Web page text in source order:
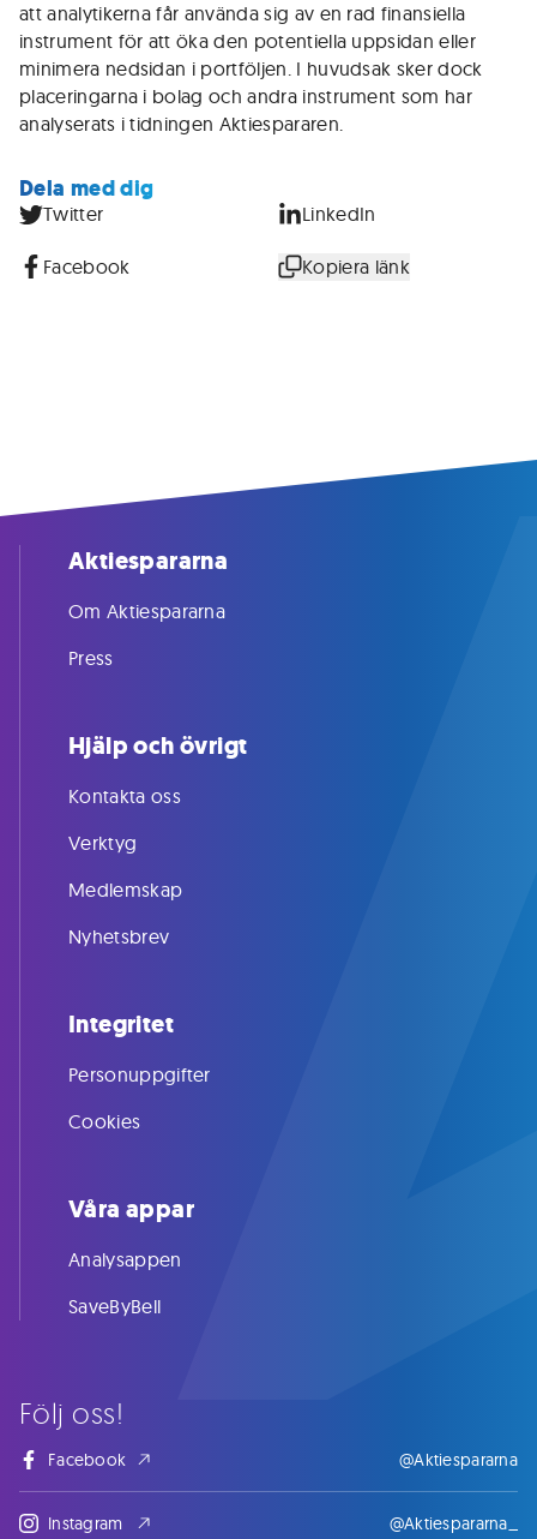
att analytikerna får använda sig av en rad finansiella
instrument för att öka den potentiella uppsidan eller
minimera nedsidan i portföljen. I huvudsak sker dock
placeringarna i bolag och andra instrument som har
analyserats i tidningen Aktiespararen.
Dela med dig
Twitter LinkedIn
Facebook Kopiera länk
Följ oss!
Facebook @Aktiespararna
Instagram @Aktiespararna_
Aktiespararna
Om Aktiespararna
Press
Hjälp och övrigt
Kontakta oss
Verktyg
Medlemskap
Nyhetsbrev
Integritet
Personuppgifter
Cookies
Våra appar
Analysappen
SaveByBell